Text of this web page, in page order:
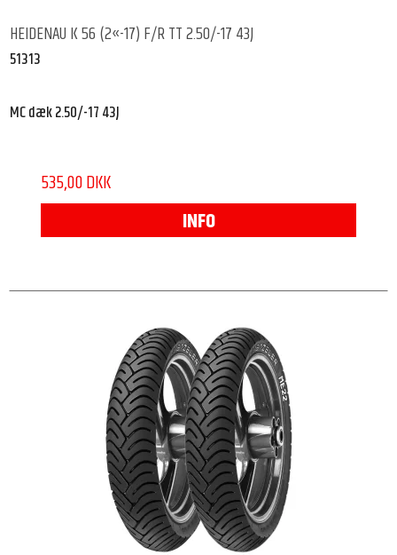
HEIDENAU K 56 (2«-17) F/R TT 2.50/-17 43J
51313
MC dæk 2.50/-17 43J
535,00 DKK
INFO